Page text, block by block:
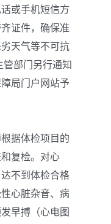
或手机短信方
证件，确保准
天气等不可抗
管部门另行通知
局门户网站予
据体检项目的
复检。对心
不到体检合格
心脏杂音、病
早搏（心电图